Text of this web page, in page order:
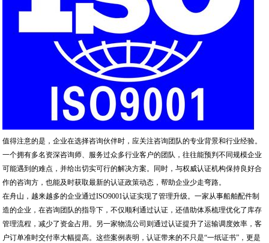
值得注意的是，企业在选择咨询伙伴时，应关注咨询团队的专业背景和行业经验。
一个拥有多名资深咨询师、服务过众多行业客户的团队，往往能预判不同规模企业
可能遇到的难点，并给出切实可行的解决方案。同时，与权威认证机构保持良好合
作的咨询方，也能及时获取最新的认证政策动态，帮助企业少走弯路。
在舟山，越来越多的企业通过ISO9001认证实现了管理升级。一家从事船舶配件制
造的企业，在咨询团队的指导下，不仅顺利通过认证，还借助体系梳理优化了库存
管理流程，减少了资金占用。另一家物流公司则通过认证提升了运输调度效率，客
户订单准时交付率大幅提高。这些案例表明，认证带来的不只是“一纸证书”，更是